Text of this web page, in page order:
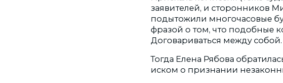
заявителей, и сторонников
подытожили многочасовые
фразой о том, что подобные
Договариваться между собой.
Тогда Елена Рябова
иском о признании